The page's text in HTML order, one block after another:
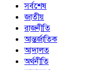
সর্বশেষ
জাতীয়
রাজনীতি
আন্তর্জাতিক
আদালত
অর্থনীতি